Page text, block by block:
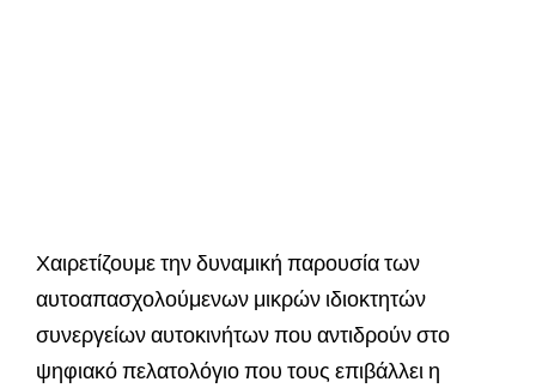
Χαιρετίζουμε την δυναμική παρουσία των
αυτοαπασχολούμενων μικρών ιδιοκτητών
συνεργείων αυτοκινήτων που αντιδρούν στο
ψηφιακό πελατολόγιο που τους επιβάλλει η